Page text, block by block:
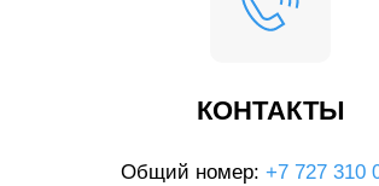
КОНТАКТЫ
Общий номер: +7 727 310